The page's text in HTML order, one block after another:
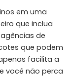
em uma
que inclua
de
que podem
facilita a
você não perca